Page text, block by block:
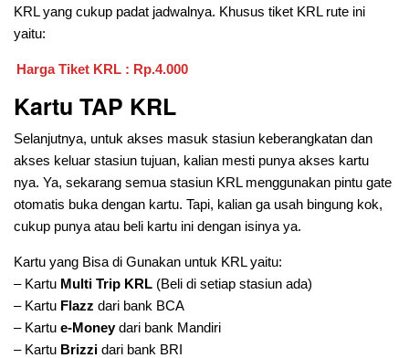
KRL yang cukup padat jadwalnya. Khusus tiket KRL rute ini
yaitu:
Harga Tiket KRL : Rp.4.000
Kartu TAP KRL
Selanjutnya, untuk akses masuk stasiun keberangkatan dan
akses keluar stasiun tujuan, kalian mesti punya akses kartu
nya. Ya, sekarang semua stasiun KRL menggunakan pintu gate
otomatis buka dengan kartu. Tapi, kalian ga usah bingung kok,
cukup punya atau beli kartu ini dengan isinya ya.
Kartu yang Bisa di Gunakan untuk KRL yaitu:
– Kartu Multi Trip KRL (Beli di setiap stasiun ada)
– Kartu Flazz dari bank BCA
– Kartu e-Moneydari bank Mandiri
– Kartu Brizzi dari bank BRI